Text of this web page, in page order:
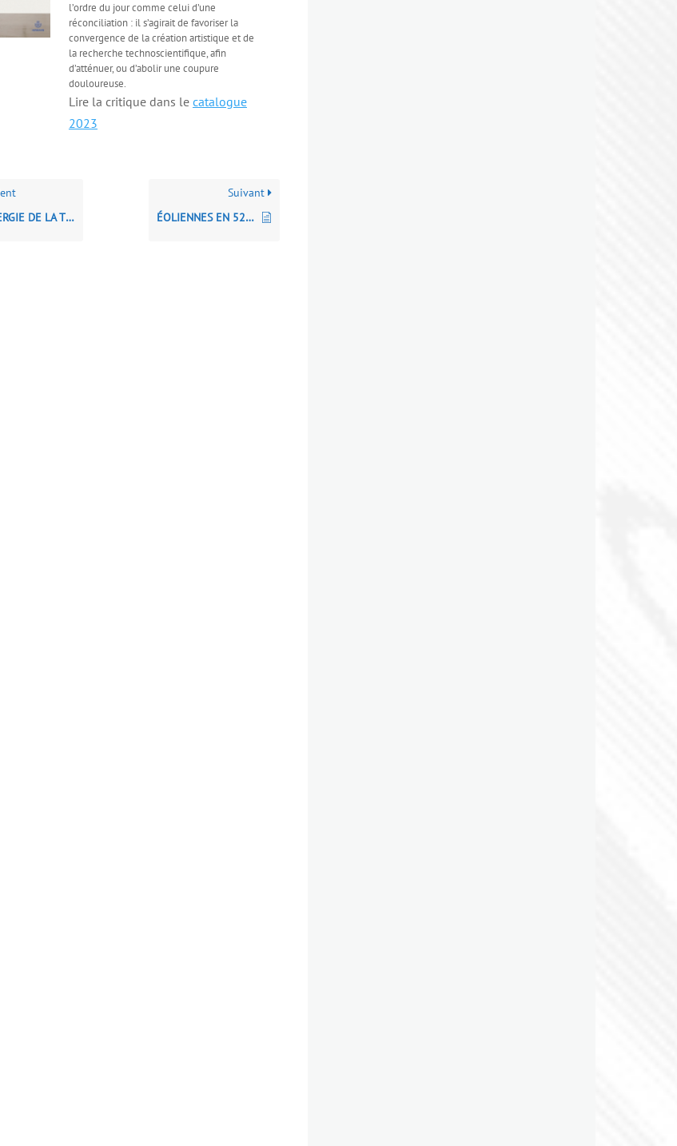
l’ordre du jour comme celui d’une
réconciliation : il s’agirait de favoriser la
convergence de la création artistique et de
la recherche technoscientifique, afin
d’atténuer, ou d’abolir une coupure
douloureuse.
Lire la critique dans le catalogue
2023
Géothermie et biomasse, sources d’énergie pour l’humanité
Suivant
ÉOLIENNES EN 52 QUESTIONS/RÉPONSES